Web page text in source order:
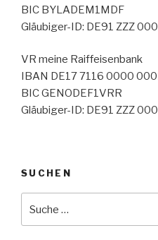
BIC BYLADEM1MDF
Gläubiger-ID: DE91 ZZZ
VR meine Raiffeisenbank
IBAN DE17 7116 0000
BIC GENODEF1VRR
Gläubiger-ID: DE91 ZZZ
SUCHEN
nach: